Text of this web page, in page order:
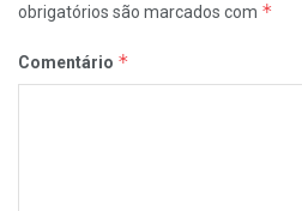
obrigatórios são marcados com *
Comentário *